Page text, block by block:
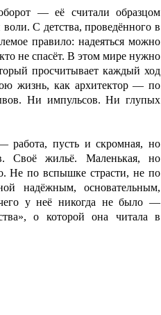
— её считали образцом
С детства, проведённого в
правило: надеяться можно
не спасёт. В этом мире нужно
просчитывает каждый ход
жизнь, как архитектор — по
Ни импульсов. Ни глупых
работа, пусть и скромная, но
Своё жильё. Маленькая, но
Не по вспышке страсти, не по
надёжным, основательным,
у неё никогда не было —
о которой она читала в